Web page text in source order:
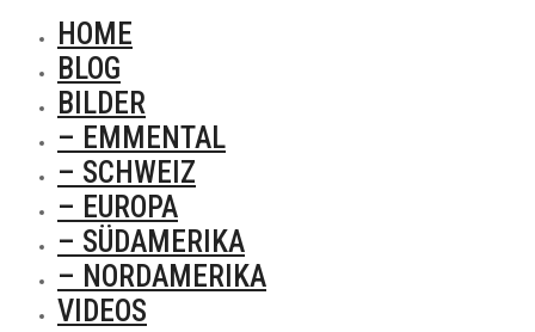
HOME
BLOG
BILDER
– EMMENTAL
– SCHWEIZ
– EUROPA
– SÜDAMERIKA
– NORDAMERIKA
VIDEOS